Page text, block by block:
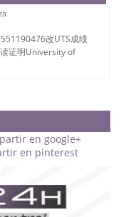
改UTS成绩
证明University of